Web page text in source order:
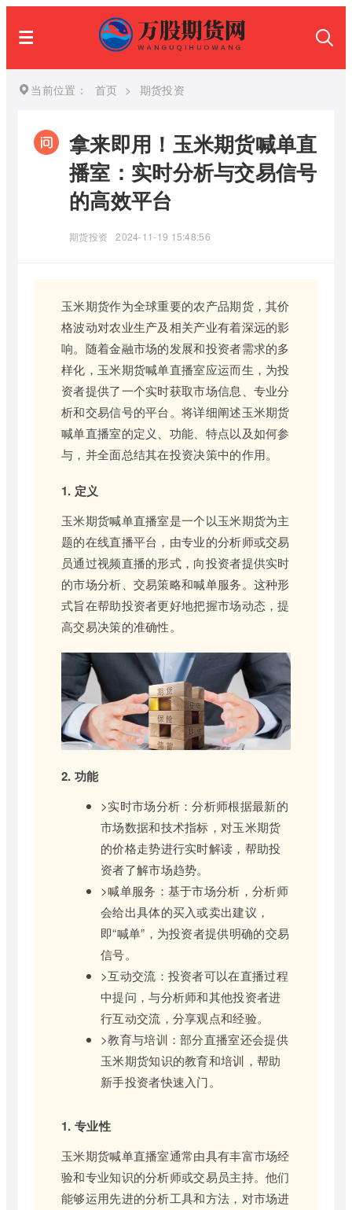
当前位置： 首页 > 期货投资
拿来即用！玉米期货喊单直
播室：实时分析与交易信号
的高效平台
期货投资 2024-11-19 15:48:56
玉米期货作为全球重要的农产品期货，其价
格波动对农业生产及相关产业有着深远的影
响。随着金融市场的发展和投资者需求的多
样化，玉米期货喊单直播室应运而生，为投
资者提供了一个实时获取市场信息、专业分
析和交易信号的平台。将详细阐述玉米期货
喊单直播室的定义、功能、特点以及如何参
与，并全面总结其在投资决策中的作用。
1. 定义
玉米期货喊单直播室是一个以玉米期货为主
题的在线直播平台，由专业的分析师或交易
员通过视频直播的形式，向投资者提供实时
的市场分析、交易策略和喊单服务。这种形
式旨在帮助投资者更好地把握市场动态，提
高交易决策的准确性。
2. 功能
>实时市场分析：分析师根据最新的
市场数据和技术指标，对玉米期货
的价格走势进行实时解读，帮助投
资者了解市场趋势。
>喊单服务：基于市场分析，分析师
会给出具体的买入或卖出建议，
即“喊单”，为投资者提供明确的交易
信号。
>互动交流：投资者可以在直播过程
中提问，与分析师和其他投资者进
行互动交流，分享观点和经验。
>教育与培训：部分直播室还会提供
玉米期货知识的教育和培训，帮助
新手投资者快速入门。
1. 专业性
玉米期货喊单直播室通常由具有丰富市场经
验和专业知识的分析师或交易员主持。他们
能够运用先进的分析工具和方法，对市场进